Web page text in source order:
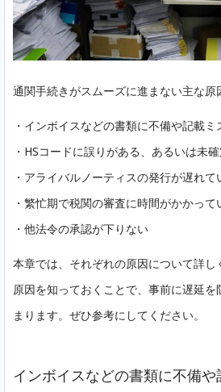
通関手続きがスムーズに進まない主な原
・インボイスなどの書類に不備や記載ミ
・HSコードに誤りがある、あるいは未
・アライバルノーティスの発行が遅れて
・繁忙期で税関の審査に時間がかかって
・他法令の承認が下りない
本章では、それぞれの原因について詳
原因を知っておくことで、事前に遅延
まります。ぜひ参考にしてください。
インボイスなどの書類に不備